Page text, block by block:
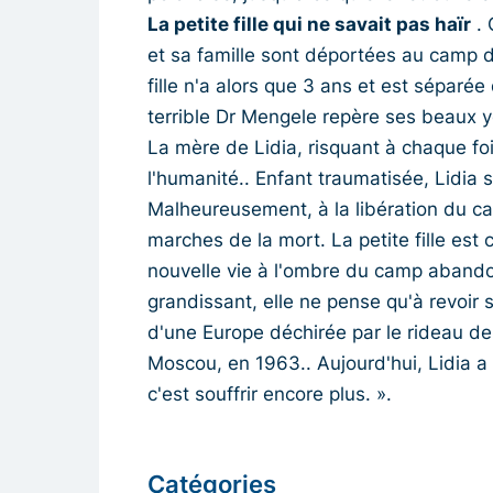
La petite fille qui ne savait pas haïr .
et sa famille sont déportées au camp
fille n'a alors que 3 ans et est
terrible Dr Mengele repère ses beaux
La mère de Lidia, risquant à chaque
l'humanité.. Enfant traumatisée, Lidia
Malheureusement, à la libération du
marches de la mort. La petite fille est
nouvelle vie à l'ombre du camp
grandissant, elle ne pense qu'à revoir
d'une Europe déchirée par le rideau
Moscou, en 1963.. Aujourd'hui, Lidia
c'est souffrir encore plus. ».
Catégories